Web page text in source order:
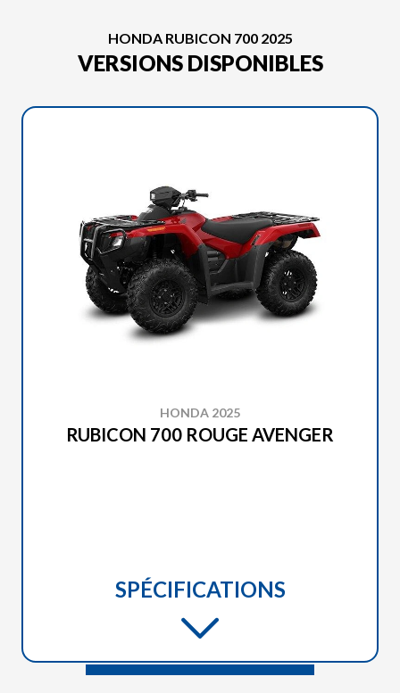
HONDA RUBICON 700 2025
VERSIONS DISPONIBLES
HONDA 2025
RUBICON 700 ROUGE AVENGER
SPÉCIFICATIONS